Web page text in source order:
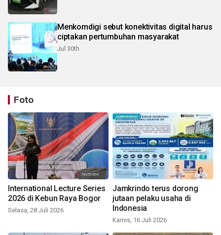
Menkomdigi sebut konektivitas digital harus
ciptakan pertumbuhan masyarakat
Jul 30th
Foto
International Lecture Series
2026 di Kebun Raya Bogor
Selasa, 28 Juli 2026
Jamkrindo terus dorong
jutaan pelaku usaha di
Indonesia
Kamis, 16 Juli 2026